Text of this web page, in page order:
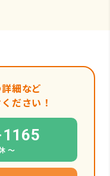
細など
ださい！
〜